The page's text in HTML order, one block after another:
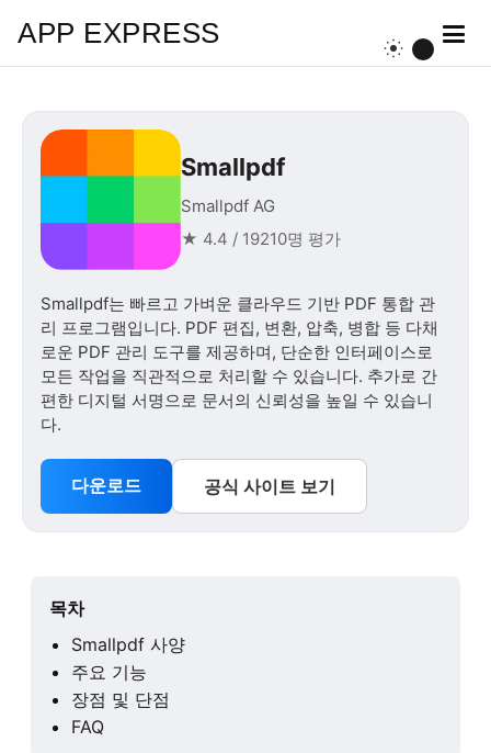
APP EXPRESS
Smallpdf
Smallpdf AG
★ 4.4 / 19210명 평가
Smallpdf는 빠르고 가벼운 클라우드 기반 PDF 통합 관
리 프로그램입니다. PDF 편집, 변환, 압축, 병합 등 다채
로운 PDF 관리 도구를 제공하며, 단순한 인터페이스로
모든 작업을 직관적으로 처리할 수 있습니다. 추가로 간
편한 디지털 서명으로 문서의 신뢰성을 높일 수 있습니
다.
다운로드 공식 사이트 보기
목차
Smallpdf 사양
주요 기능
장점 및 단점
FAQ